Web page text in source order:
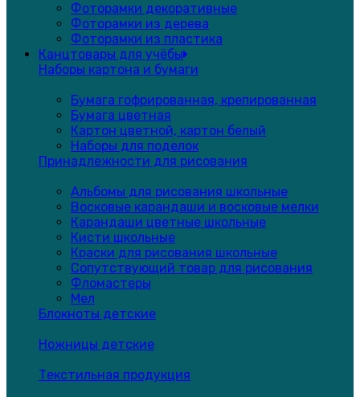
Фоторамки декоративные
Фоторамки из дерева
Фоторамки из пластика
Канцтовары для учёбы
Наборы картона и бумаги
Бумага гофрированная, крепированная
Бумага цветная
Картон цветной, картон белый
Наборы для поделок
Принадлежности для рисования
Альбомы для рисования школьные
Восковые карандаши и восковые мелки
Карандаши цветные школьные
Кисти школьные
Краски для рисования школьные
Сопутствующий товар для рисования
Фломастеры
Мел
Блокноты детские
Ножницы детские
Текстильная продукция